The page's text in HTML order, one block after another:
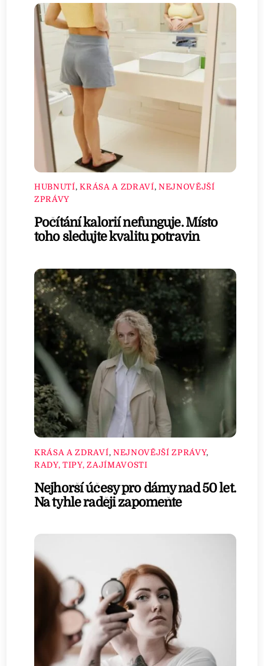
HUBNUTÍ,KRÁSA A ZDRAVÍ, NEJNOVĚJŠÍ
ZPRÁVY
Počítání kalorií nefunguje. Místo
toho sledujte kvalitu potravin
KRÁSA A ZDRAVÍ, NEJNOVĚJŠÍ ZPRÁVY,
RADY, TIPY, ZAJÍMAVOSTI
Nejhorší účesy pro dámy nad 50 let.
Na tyhle raději zapomeňte